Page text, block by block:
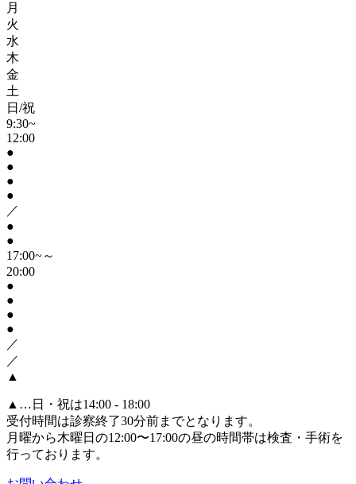
月
火
水
木
金
土
日/祝
9:30~
12:00
●
●
●
●
／
●
●
17:00~～
20:00
●
●
●
●
／
／
▲
▲ …日・祝は14:00 - 18:00
受付時間は診察終了30分前までとなります。
月曜から木曜日の12:00〜17:00の昼の時間帯は検査・手術を
行っております。